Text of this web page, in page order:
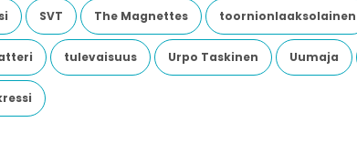
SVT The Magnettes toornionlaaksolainen
tulevaisuus Urpo Taskinen Uumaja